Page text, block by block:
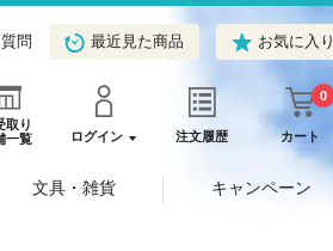
問 最近見た商品 お気に入り
取り
一覧
ログイン 注文履歴 カート
0
文具・雑貨 キャンペーン